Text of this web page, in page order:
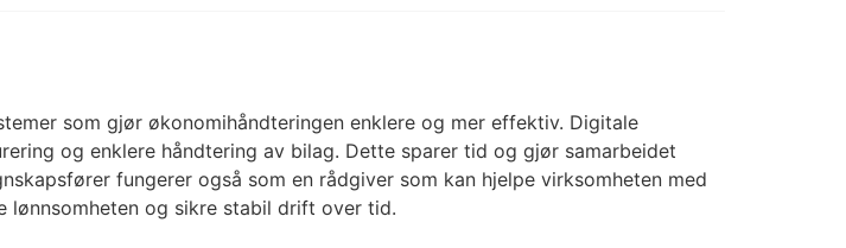
som gjør økonomihåndteringen enklere og mer effektiv. Digitale
og enklere håndtering av bilag. Dette sparer tid og gjør samarbeidet
fungerer også som en rådgiver som kan hjelpe virksomheten med
og sikre stabil drift over tid.